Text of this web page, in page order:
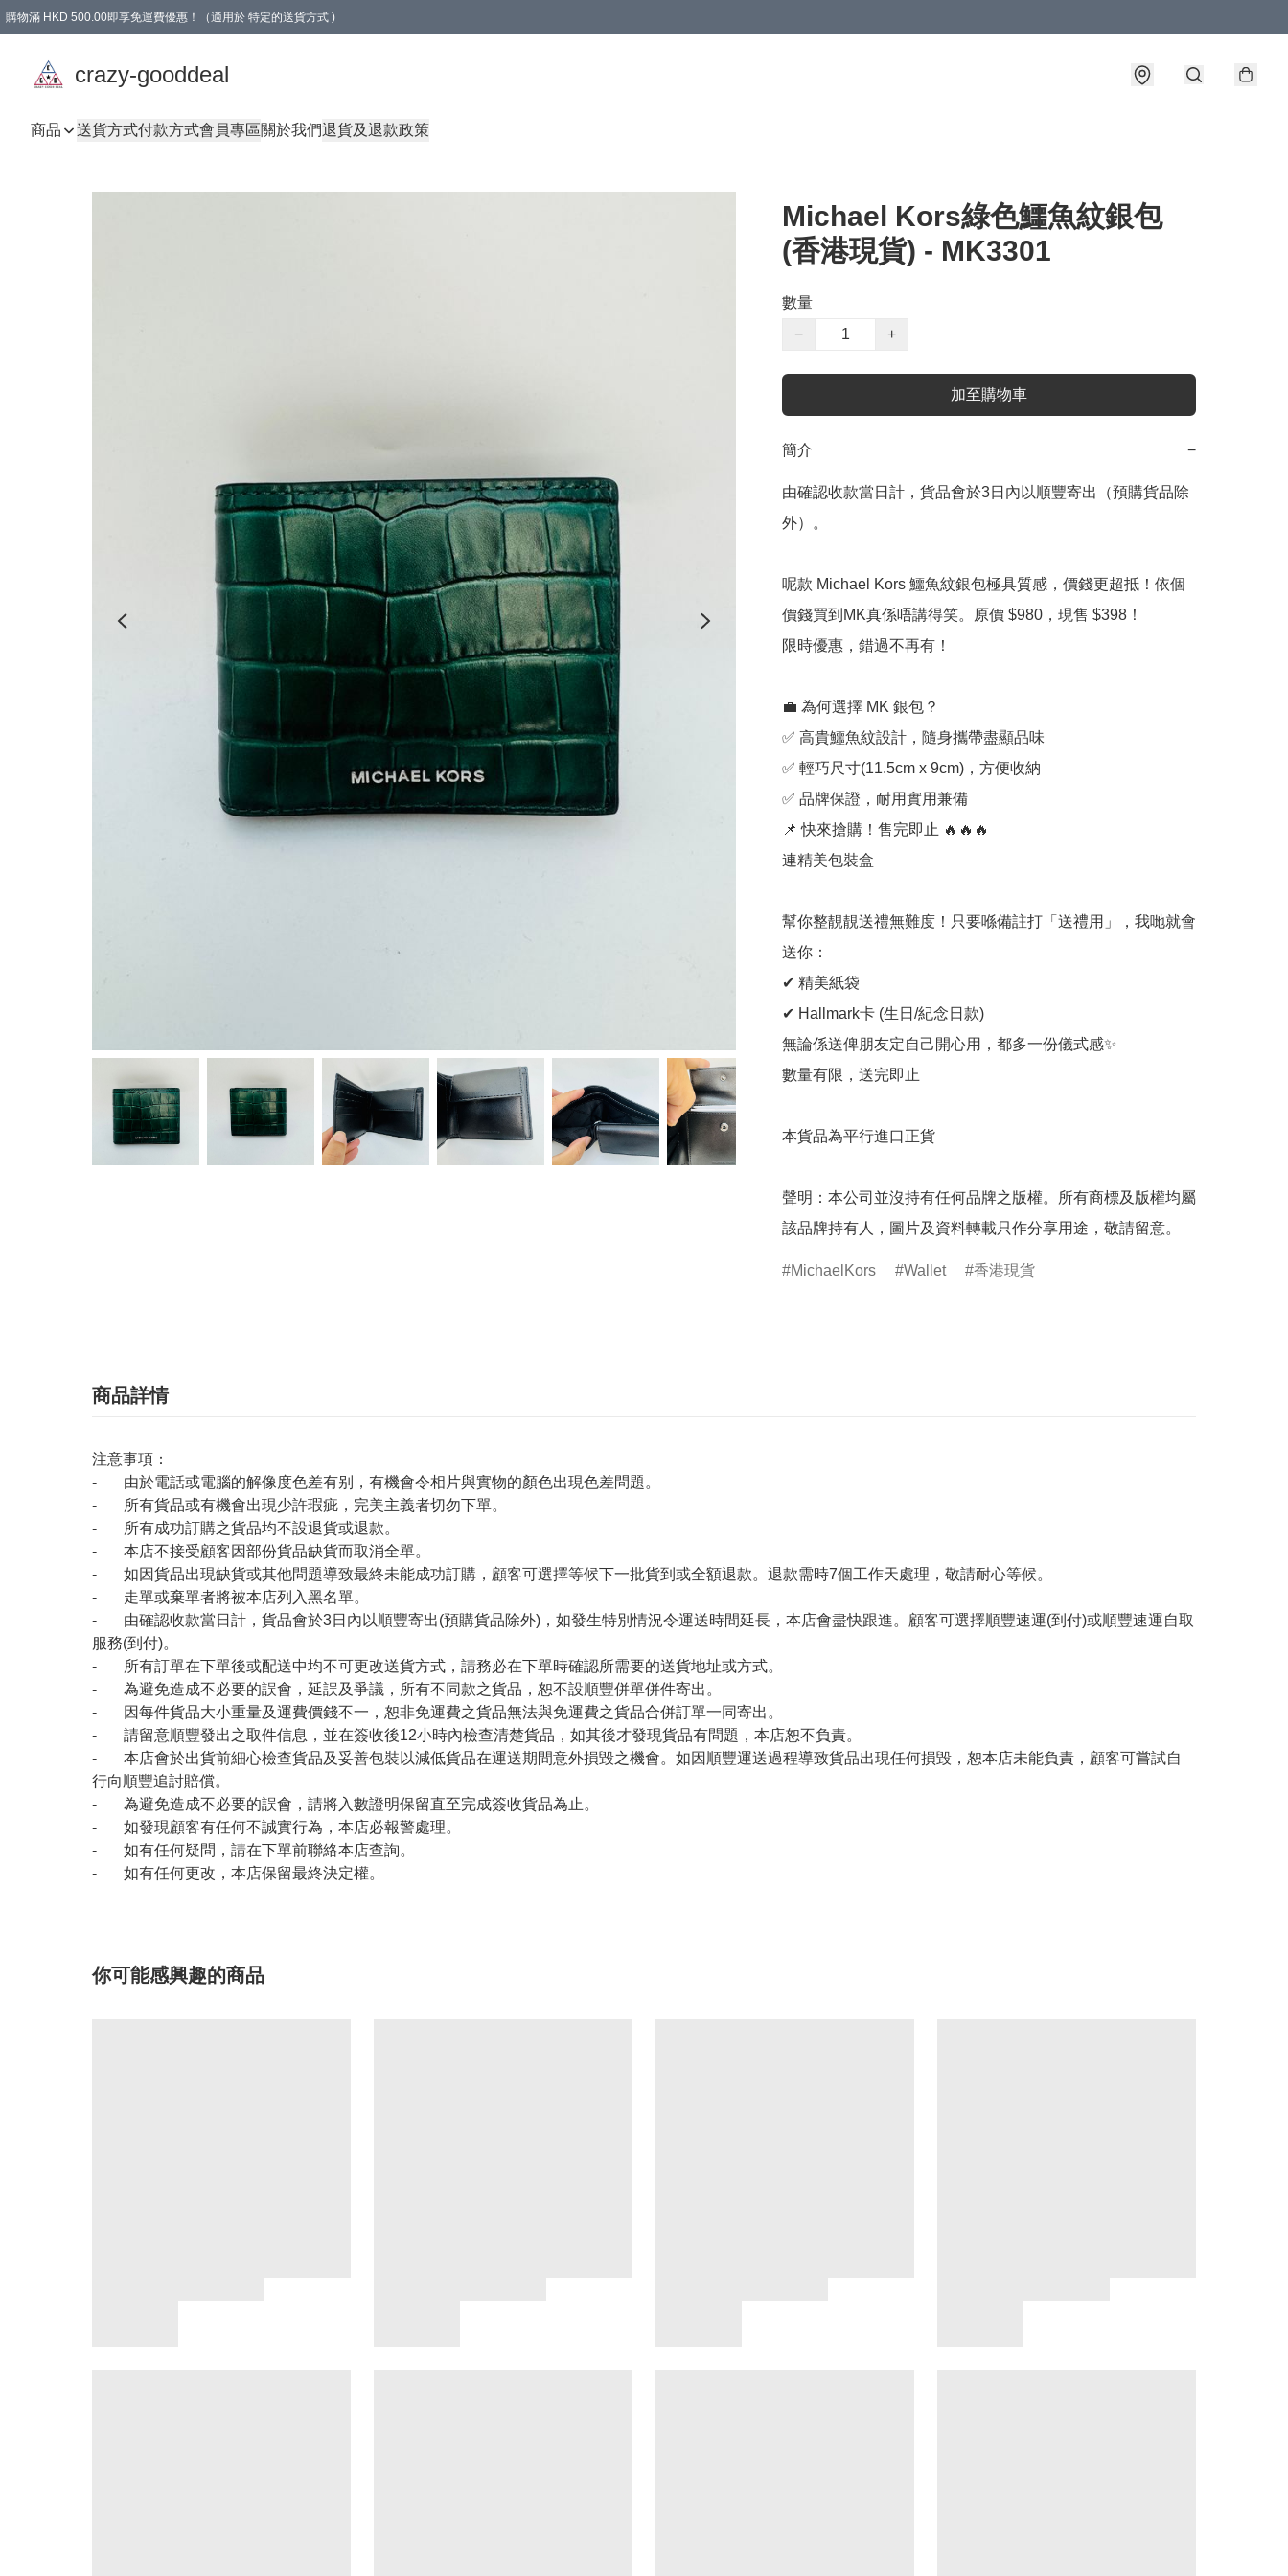
購物滿 HKD 500.00即享免運費優惠！（適用於 特定的送貨方式 )
crazy-gooddeal
商品 送貨方式付款方式會員專區關於我們退貨及退款政策
Michael Kors綠色鱷魚紋銀包
(香港現貨) - MK3301
數量
−
+
加至購物車
簡介 −
由確認收款當日計，貨品會於3日內以順豐寄出（預購貨品除
外）。
呢款 Michael Kors 鱷魚紋銀包極具質感，價錢更超抵！依個
價錢買到MK真係唔講得笑。原價 $980，現售 $398！
限時優惠，錯過不再有！
💼 為何選擇 MK 銀包？
✅ 高貴鱷魚紋設計，隨身攜帶盡顯品味
✅ 輕巧尺寸(11.5cm x 9cm)，方便收納
✅ 品牌保證，耐用實用兼備
📌 快來搶購！售完即止 🔥🔥🔥
連精美包裝盒
幫你整靚靚送禮無難度！只要喺備註打「送禮用」，我哋就會
送你：
✔ 精美紙袋
✔ Hallmark卡 (生日/紀念日款)
無論係送俾朋友定自己開心用，都多一份儀式感✨
數量有限，送完即止
本貨品為平行進口正貨
聲明：本公司並沒持有任何品牌之版權。所有商標及版權均屬
該品牌持有人，圖片及資料轉載只作分享用途，敬請留意。
MichaelKors Wallet 香港現貨
商品詳情
注意事項：
- 由於電話或電腦的解像度色差有别，有機會令相片與實物的顏色出現色差問題。
- 所有貨品或有機會出現少許瑕疵，完美主義者切勿下單。
- 所有成功訂購之貨品均不設退貨或退款。
- 本店不接受顧客因部份貨品缺貨而取消全單。
- 如因貨品出現缺貨或其他問題導致最終未能成功訂購，顧客可選擇等候下一批貨到或全額退款。退款需時7個工作天處理，敬請耐心等候。
- 走單或棄單者將被本店列入黑名單。
- 由確認收款當日計，貨品會於3日內以順豐寄出(預購貨品除外)，如發生特別情況令運送時間延長，本店會盡快跟進。顧客可選擇順豐速運(到付)或順豐速運自取
服務(到付)。
- 所有訂單在下單後或配送中均不可更改送貨方式，請務必在下單時確認所需要的送貨地址或方式。
- 為避免造成不必要的誤會，延誤及爭議，所有不同款之貨品，恕不設順豐併單併件寄出。
- 因每件貨品大小重量及運費價錢不一，恕非免運費之貨品無法與免運費之貨品合併訂單一同寄出。
- 請留意順豐發出之取件信息，並在簽收後12小時內檢查清楚貨品，如其後才發現貨品有問題，本店恕不負責。
- 本店會於出貨前細心檢查貨品及妥善包裝以減低貨品在運送期間意外損毀之機會。如因順豐運送過程導致貨品出現任何損毀，恕本店未能負責，顧客可嘗試自
行向順豐追討賠償。
- 為避免造成不必要的誤會，請將入數證明保留直至完成簽收貨品為止。
- 如發現顧客有任何不誠實行為，本店必報警處理。
- 如有任何疑問，請在下單前聯絡本店查詢。
- 如有任何更改，本店保留最終決定權。
你可能感興趣的商品